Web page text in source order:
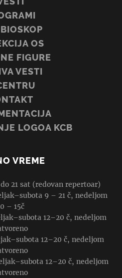
OS
FIGURE
VESTI
LOGOA KCB
VREME
21 sat (redovan repertoar)
9 – 21 č, nedeljom
– 15č
12–20 č, nedeljom
12–20 č, nedeljom
12–20 č, nedeljom